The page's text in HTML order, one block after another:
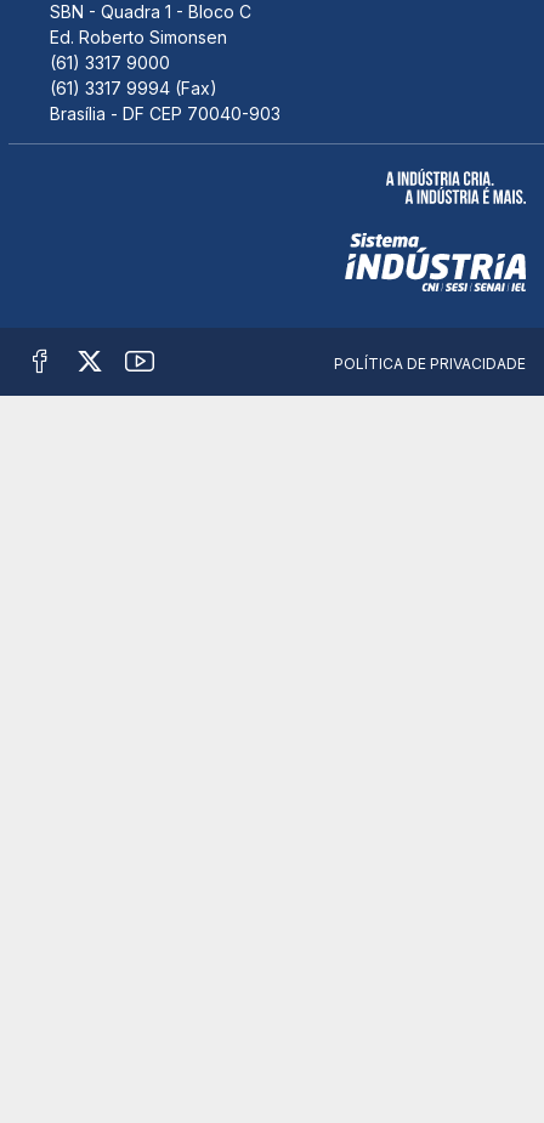
SBN - Quadra 1 - Bloco C
Ed. Roberto Simonsen
(61) 3317 9000
(61) 3317 9994 (Fax)
Brasília - DF CEP 70040-903
POLÍTICA DE PRIVACIDADE